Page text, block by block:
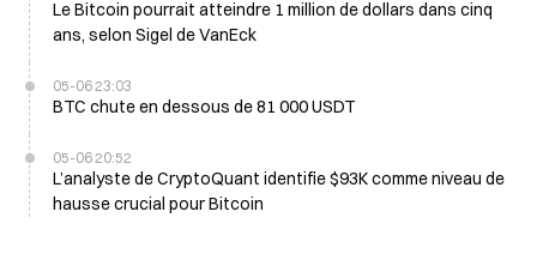
Le Bitcoin pourrait atteindre 1 million de dollars dans cinq
ans, selon Sigel de VanEck
05-06 23:03
BTC chute en dessous de 81 000 USDT
05-06 20:52
L’analyste de CryptoQuant identifie $93K comme niveau de
hausse crucial pour Bitcoin